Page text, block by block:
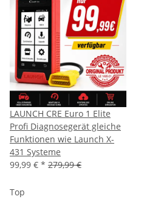
LAUNCH CRE Euro 1 Elite
Profi Diagnosegerät gleiche
Funktionen wie Launch X-
431 Systeme
99,99 € * 279,99 €
Top